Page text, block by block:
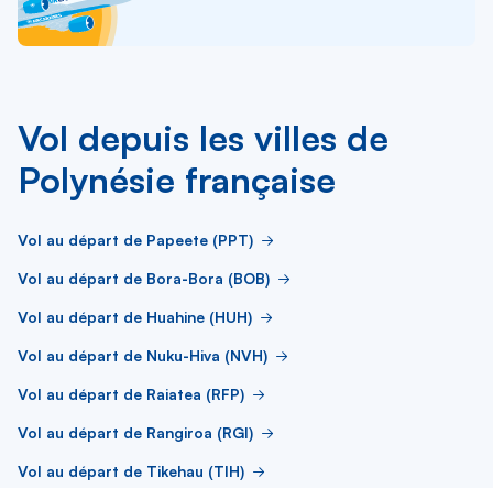
Vol depuis les villes de
Polynésie française
Vol au départ de Papeete (PPT)
Vol au départ de Bora-Bora (BOB)
Vol au départ de Huahine (HUH)
Vol au départ de Nuku-Hiva (NVH)
Vol au départ de Raiatea (RFP)
Vol au départ de Rangiroa (RGI)
Vol au départ de Tikehau (TIH)